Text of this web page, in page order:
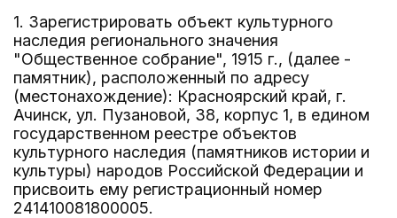
1. Зарегистрировать объект культурного
наследия регионального значения
"Общественное собрание", 1915 г., (далее -
памятник), расположенный по адресу
(местонахождение): Красноярский край, г.
Ачинск, ул. Пузановой, 38, корпус 1, в едином
государственном реестре объектов
культурного наследия (памятников истории и
культуры) народов Российской Федерации и
присвоить ему регистрационный номер
241410081800005.